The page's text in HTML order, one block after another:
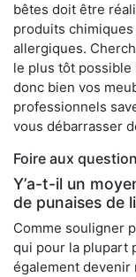
bêtes doit être
produits
allergiques.
le plus tôt
donc bien vos
professionnels
vous débarrasser
Foire aux
Y’a-t-il un
de punaises de
Comme souligner
qui pour la plupart
également devenir